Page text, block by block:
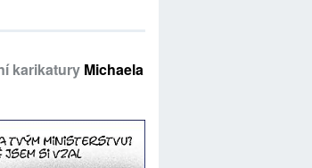
karikatury Michaela